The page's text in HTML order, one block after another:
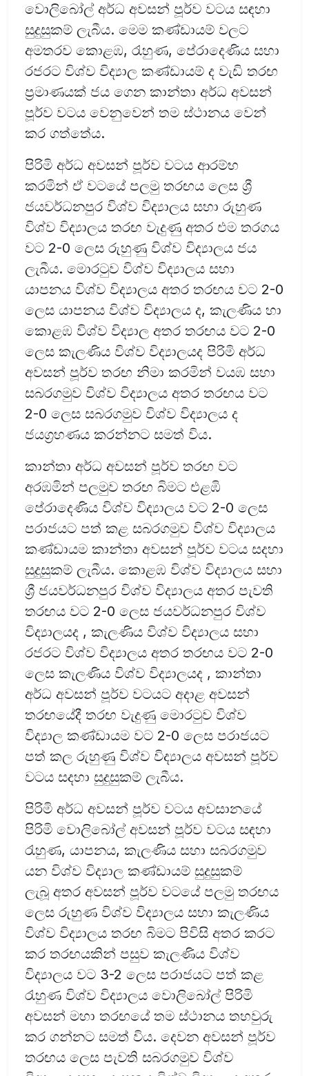
වොලිබෝල් අර්ධ අවසන් පූර්ව වටය සඳහා
සුදුසුකම් ලැබීය. මෙම කණ්ඩායම් වලට
අමතරව කොළඹ, රැහුණ, පේරාදෙණිය සහා
රජරට විශ්ව විද්‍යාල කණ්ඩායම් ද වැඩි තරඟ
ප්‍රමාණයක් ජය ගෙන කාන්තා අර්ධ අවසන්
පූර්ව වටය වෙනුවෙන් තම ස්ථානය වෙන්
කර ගත්තේය.
පිරිමි අර්ධ අවසන් පූර්ව වටය ආරම්භ
කරමින් ඒ වටයේ පලමු තරඟය ලෙස ශ්‍රී
ජයවර්ධනපුර විශ්ව විද්‍යාලය සහා රුහුණ
විශ්ව විද්‍යාලය තරඟ වැදුණු අතර එම තරගය
වට 2-0 ලෙස රුහුණු විශ්ව විද්‍යාලය ජය
ලැබීය. මොරටුව විශ්ව විද්‍යාලය සහා
යාපනය විශ්ව විද්‍යාලය අතර තරඟය වට 2-0
ලෙස යාපනය විශ්ව විද්‍යාලය ද, කැලණිය හා
කොළඹ විශ්ව විද්‍යාල අතර තරඟය වට 2-0
ලෙස කැලණිය විශ්ව විද්‍යාලයද පිරිමි අර්ධ
අවසන් පූර්ව තරඟ නිමා කරමින් වයඹ සහා
සබරගමුව විශ්ව විද්‍යාලය අතර තරඟය වට
2-0 ලෙස සබරගමුව විශ්ව විද්‍යාලය ද
ජයග්‍රහණය කරන්නට සමත් විය.
කාන්තා අර්ධ අවසන් පූර්ව තරඟ වට
අරඹමින් පලමුව තරඟ බිමට එළඹි
පේරාදෙණිය විශ්ව විද්‍යාලය වට 2-0 ලෙස
පරාජයට පත් කළ සබරගමුව විශ්ව විද්‍යාලය
කණ්ඩායම කාන්තා අවසන් පූර්ව වටය සදහා
සුදුසුකම් ලැබීය. කොළඹ විශ්ව විද්‍යාලය සහා
ශ්‍රී ජයවර්ධනපුර විශ්ව විද්‍යාලය අතර පැවති
තරඟය වට 2-0 ලෙස ජයවර්ධනපුර විශ්ව
විද්‍යාලයද , කැලණිය විශ්ව විද්‍යාලය සහා
රජරට විශ්ව විද්‍යාලය අතර තරඟය වට 2-0
ලෙස කැලණිය විශ්ව විද්‍යාලයද , කාන්තා
අර්ධ අවසන් පූර්ව වටයට අදාළ අවසන්
තරඟයේදී තරඟ වැදුණු මොරටුව විශ්ව
විද්‍යාල කණ්ඩායම වට 2-0 ලෙස පරාජයට
පත් කල රුහුණු විශ්ව විද්‍යාලය අවසන් පූර්ව
වටය සදහා සුදුසුකම් ලැබීය.
පිරිමි අර්ධ අවසන් පූර්ව වටය අවසානයේ
පිරිමි වොලිබෝල් අවසන් පූර්ව වටය සඳහා
රැහුණ, යාපනය, කැලණිය සහා සබරගමුව
යන විශ්ව විද්‍යාල කණ්ඩායම් සුදුසුකම්
ලැබූ අතර අවසන් පූර්ව වටයේ පලමු තරඟය
ලෙස රුහුණ විශ්ව විද්‍යාලය සහා කැලණිය
විශ්ව විද්‍යාලය තරඟ බිමට පිවිසි අතර කරට
කර තරඟයකින් පසුව කැලණිය විශ්ව
විද්‍යාලය වට 3-2 ලෙස පරාජයට පත් කළ
රැහුණ විශ්ව විද්‍යාලය වොලිබෝල් පිරිමි
අවසන් මහා තරඟයේ තම ස්ථානය තහවුරු
කර ගන්නට සමත් විය. දෙවන අවසන් පූර්ව
තරඟය ලෙස පැවති සබරගමුව විශ්ව